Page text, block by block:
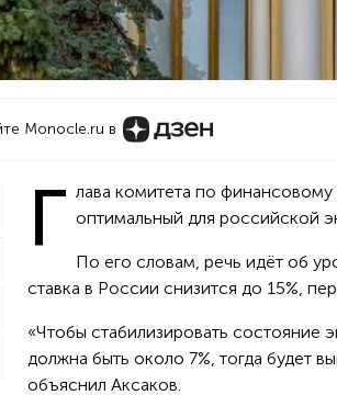
Monocle.ru в
Г лава комитета по
оптимальный для российской
По его словам, речь идёт об
ставка в России снизится до 15%,
«Чтобы стабилизировать состояние
должна быть около 7%, тогда будет
объяснил Аксаков.